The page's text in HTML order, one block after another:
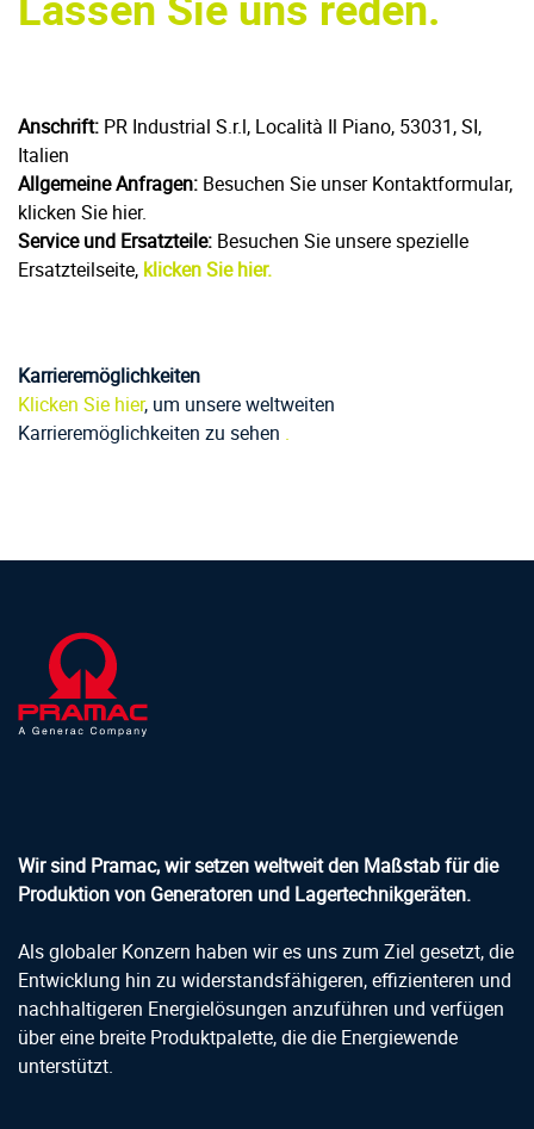
Anschrift: PR Industrial S.r.l, Località Il Piano, 53031, SI,
Italien
Allgemeine Anfragen: Besuchen Sie unser Kontaktformular,
klicken Sie hier.
Service und Ersatzteile: Besuchen Sie unsere spezielle
Ersatzteilseite, klicken Sie hier.
Karrieremöglichkeiten
Klicken Sie hier, um unsere weltweiten
Karrieremöglichkeiten zu sehen .
Wir sind Pramac, wir setzen weltweit den Maßstab für die
Produktion von Generatoren und Lagertechnikgeräten.
Als globaler Konzern haben wir es uns zum Ziel gesetzt, die
Entwicklung hin zu widerstandsfähigeren, effizienteren und
nachhaltigeren Energielösungen anzuführen und verfügen
über eine breite Produktpalette, die die Energiewende
unterstützt.